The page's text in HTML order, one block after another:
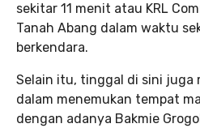
sekitar 11 menit atau KRL
Tanah Abang dalam waktu
berkendara.
Selain itu, tinggal di sini juga
dalam menemukan tempat
dengan adanya Bakmie